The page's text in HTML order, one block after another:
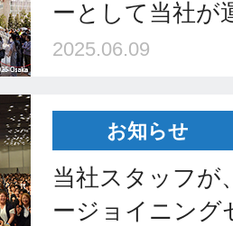
ーとして当社
2025.06.09
お知らせ
当社スタッフが
ージョイニン